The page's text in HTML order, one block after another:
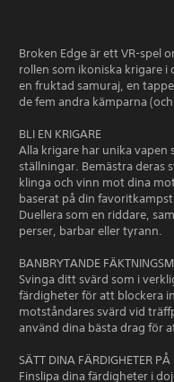
Broken Edge är ett VR-spel
rollen som ikoniska krigare i
en fruktad samuraj, en
de fem andra kämparna
BLI EN KRIGARE
Alla krigare har unika
ställningar. Bemästra deras
klinga och vinn mot dina
baserat på din
Duellera som en riddare,
perser, barbar eller tyrann.
BANBRYTANDE
Svinga ditt svärd som i
färdigheter för att blockera
motståndares svärd vid
använd dina bästa drag för
SÄTT DINA FÄRDIGHETER PÅ
Finslipa dina färdigheter i